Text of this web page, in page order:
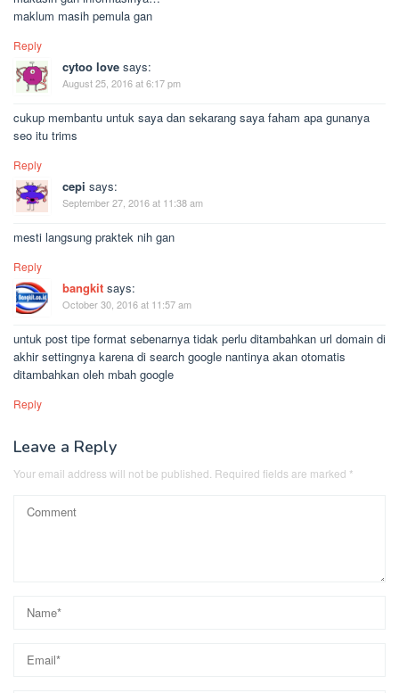
maklum masih pemula gan
Reply
cytoo love says:
August 25, 2016 at 6:17 pm
cukup membantu untuk saya dan sekarang saya faham apa gunanya
seo itu trims
Reply
cepi says:
September 27, 2016 at 11:38 am
mesti langsung praktek nih gan
Reply
bangkit says:
October 30, 2016 at 11:57 am
untuk post tipe format sebenarnya tidak perlu ditambahkan url domain di
akhir settingnya karena di search google nantinya akan otomatis
ditambahkan oleh mbah google
Reply
Leave a Reply
Your email address will not be published. Required fields are marked *